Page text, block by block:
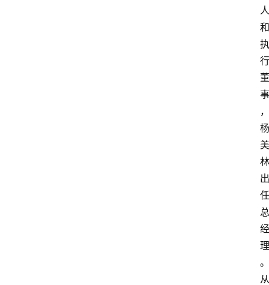
人
和
执
行
董
事
，
杨
美
林
出
任
总
经
理
。
从